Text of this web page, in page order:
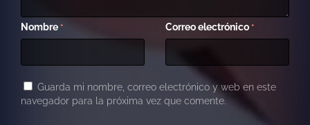
Nombre * Correo electrónico *
Guarda mi nombre, correo electrónico y web en este
navegador para la próxima vez que comente.